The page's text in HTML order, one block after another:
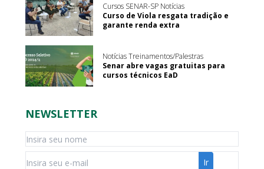
Cursos SENAR-SP Notícias
Curso de Viola resgata tradição e
garante renda extra
Notícias Treinamentos/Palestras
Senar abre vagas gratuitas para
cursos técnicos EaD
NEWSLETTER